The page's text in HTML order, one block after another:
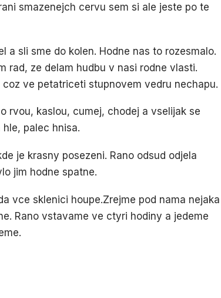
smazenejch cervu sem si ale jeste po te
a sli sme do kolen. Hodne nas to rozesmalo.
rad, ze delam hudbu v nasi rodne vlasti.
ve petatriceti stupnovem vedru nechapu.
rvou, kaslou, cumej, chodej a vselijak se
palec hnisa.
je krasny posezeni. Rano odsud odjela
jim hodne spatne.
vce sklenici houpe.Zrejme pod nama nejaka
Rano vstavame ve ctyri hodiny a jedeme